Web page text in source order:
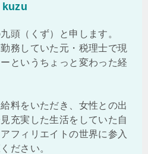
kuzu
頭（くず）と申します。
務していた元・税理士で現
というちょっと変わった経
料をいただき、女性との出
充実した生活をしていた自
フィリエイトの世界に参入
ださい。